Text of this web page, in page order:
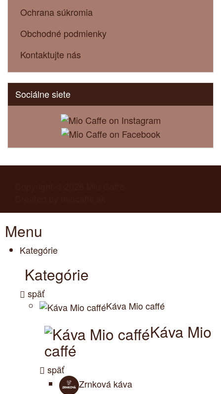
Ochrana súkromia
Obchodné podmienky
Kontaktujte nás
Sociálne siete
Menu
Kategórie
Kategórie
späť
Káva Mio caffé
Káva Mio
caffé
späť
Zrnková káva